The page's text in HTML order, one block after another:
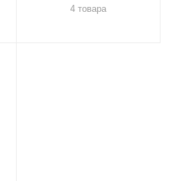
4 товара